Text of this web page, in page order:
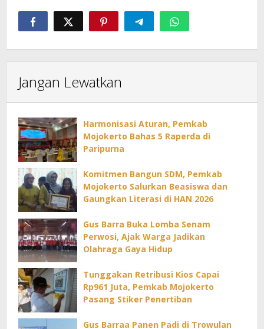
Jangan Lewatkan
Harmonisasi Aturan, Pemkab
Mojokerto Bahas 5 Raperda di
Paripurna
Komitmen Bangun SDM, Pemkab
Mojokerto Salurkan Beasiswa dan
Gaungkan Literasi di HAN 2026
Gus Barra Buka Lomba Senam
Perwosi, Ajak Warga Jadikan
Olahraga Gaya Hidup
Tunggakan Retribusi Kios Capai
Rp961 Juta, Pemkab Mojokerto
Pasang Stiker Penertiban
Gus Barraa Panen Padi di Trowulan